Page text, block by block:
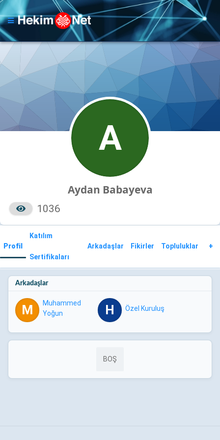
A
Aydan Babayeva
1036
Profil
Katılım
Sertifikaları
Arkadaşlar Fikirler Topluluklar +
Arkadaşlar
M
Muhammed
Yoğun
H Özel Kuruluş
BOŞ